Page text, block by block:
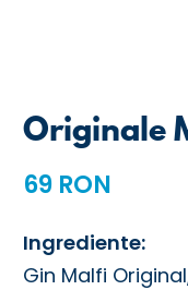
Originale
69 RON
Ingrediente:
Gin Malfi